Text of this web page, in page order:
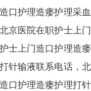
口护理造瘘护理采
京医院在职护士上
士上门造口护理造
针输液联系电话，
口护理造瘘护理打